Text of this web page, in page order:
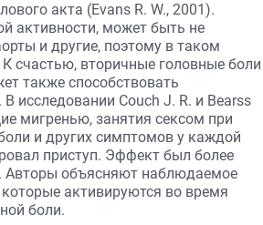
акта (Evans R. W., 2001).
активности, может быть не
и другие, поэтому в таком
счастью, вторичные головные боли
также способствовать
Couch J. R. и Bearss
мигренью, занятия сексом при
и других симптомов у каждой
приступ. Эффект был более
Авторы объясняют наблюдаемое
активируются во время
боли.